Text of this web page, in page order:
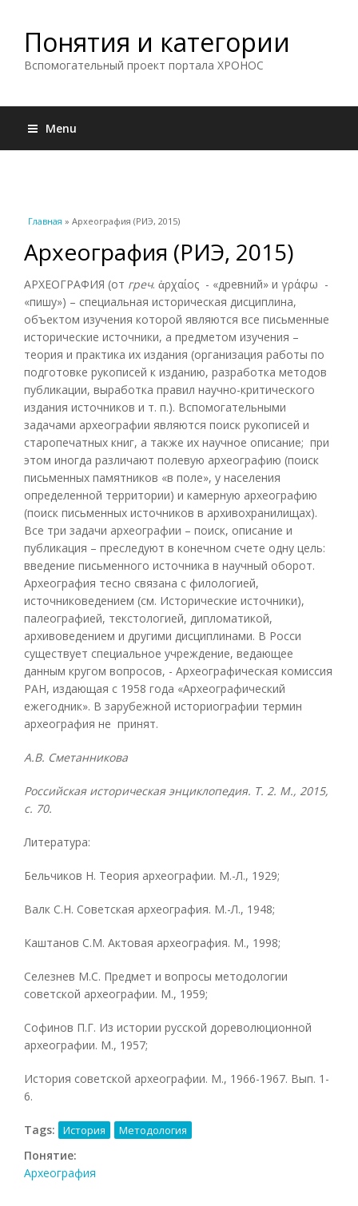
Понятия и категории
Вспомогательный проект портала ХРОНОС
Menu
Вы здесь
Главная » Археография (РИЭ, 2015)
Археография (РИЭ, 2015)
АРХЕОГРАФИЯ (от греч. ἀρχαίος - «древний» и γράφω -
«пишу») – специальная историческая дисциплина,
объектом изучения которой являются все письменные
исторические источники, а предметом изучения –
теория и практика их издания (организация работы по
подготовке рукописей к изданию, разработка методов
публикации, выработка правил научно-критического
издания источников и т. п.). Вспомогательными
задачами археографии являются поиск рукописей и
старопечатных книг, а также их научное описание; при
этом иногда различают полевую археографию (поиск
письменных памятников «в поле», у населения
определенной территории) и камерную археографию
(поиск письменных источников в архивохранилищах).
Все три задачи археографии – поиск, описание и
публикация – преследуют в конечном счете одну цель:
введение письменного источника в научный оборот.
Археография тесно связана с филологией,
источниковедением (см. Исторические источники),
палеографией, текстологией, дипломатикой,
архивоведением и другими дисциплинами. В Росси
существует специальное учреждение, ведающее
данным кругом вопросов, - Археографическая комиссия
РАН, издающая с 1958 года «Археографический
ежегодник». В зарубежной историографии термин
археография не принят.
А.В. Сметанникова
Российская историческая энциклопедия. Т. 2. М., 2015,
с. 70.
Литература:
Бельчиков Н. Теория археографии. М.-Л., 1929;
Валк С.Н. Советская археография. М.-Л., 1948;
Каштанов С.М. Актовая археография. М., 1998;
Селезнев М.С. Предмет и вопросы методологии
советской археографии. М., 1959;
Софинов П.Г. Из истории русской дореволюционной
археографии. М., 1957;
История советской археографии. М., 1966-1967. Вып. 1-
6.
Tags: История Методология
Понятие:
Археография